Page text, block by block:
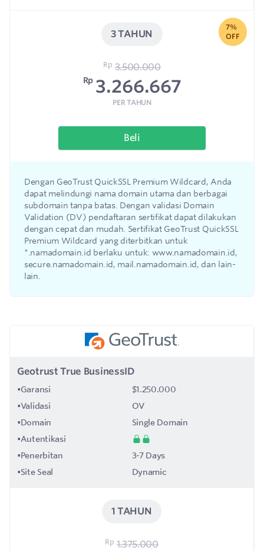
3 TAHUN
7%
OFF
Rp 3.500.000
Rp 3.266.667
PER TAHUN
Beli
Dengan GeoTrust QuickSSL Premium Wildcard, Anda
dapat melindungi nama domain utama dan berbagai
subdomain tanpa batas. Dengan validasi Domain
Validation (DV) pendaftaran sertifikat dapat dilakukan
dengan cepat dan mudah. Sertifikat GeoTrust QuickSSL
Premium Wildcard yang diterbitkan untuk
*.namadomain.id berlaku untuk: www.namadomain.id,
secure.namadomain.id, mail.namadomain.id, dan lain-
lain.
Geotrust True BusinessID
•Garansi
$1.250.000
•Validasi
OV
•Domain
Single Domain
•Autentikasi
•Penerbitan
3-7 Days
•Site Seal Dynamic
1 TAHUN
Rp 1.375.000